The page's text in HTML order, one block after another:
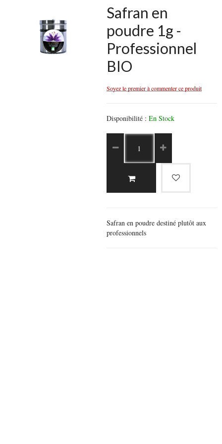
Safran en
poudre 1g -
Professionnel
BIO
Soyez le premier à commenter ce produit
Disponibilité :En Stock
Safran en poudre destiné plutôt aux
professionnels